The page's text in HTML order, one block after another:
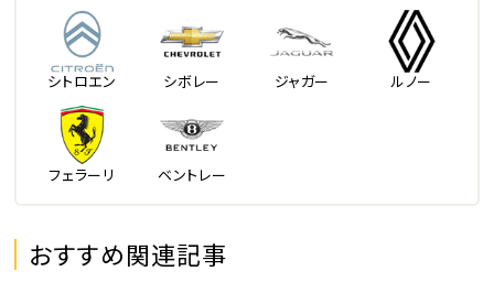
シトロエン シボレー ジャガー ルノー
フェラーリ ベントレー
おすすめ関連記事